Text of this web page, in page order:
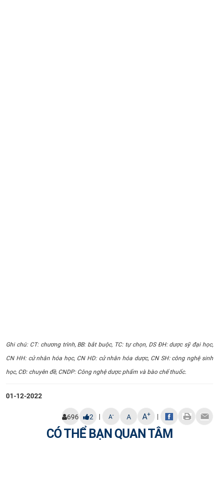
Ghi chú: CT: chương trình, BB: bắt buộc, TC: tự chọn, DS ĐH: dược sỹ đại học,
CN HH: cử nhân hóa học, CN HD: cử nhân hóa dược, CN SH: công nghệ sinh
học, CĐ: chuyên đề, CNDP: Công nghệ dược phẩm và bào chế thuốc.
01-12-2022
696 2 | A- A A+ |
CÓ THỂ BẠN QUAN TÂM